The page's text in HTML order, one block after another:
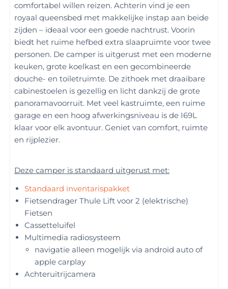
comfortabel willen reizen. Achterin vind je een
royaal queensbed met makkelijke instap aan beide
zijden – ideaal voor een goede nachtrust. Voorin
biedt het ruime hefbed extra slaapruimte voor twee
personen. De camper is uitgerust met een moderne
keuken, grote koelkast en een gecombineerde
douche- en toiletruimte. De zithoek met draaibare
cabinestoelen is gezellig en licht dankzij de grote
panoramavoorruit. Met veel kastruimte, een ruime
garage en een hoog afwerkingsniveau is de I69L
klaar voor elk avontuur. Geniet van comfort, ruimte
en rijplezier.
Deze camper is standaard uitgerust met:
Standaard inventarispakket
Fietsendrager Thule Lift voor 2 (elektrische)
Fietsen
Cassetteluifel
Multimedia radiosysteem
navigatie alleen mogelijk via android auto of
apple carplay
Achteruitrijcamera